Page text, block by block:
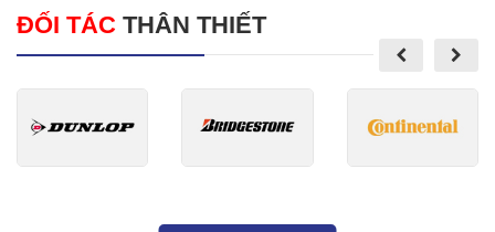
ĐỐI TÁC THÂN THIẾT